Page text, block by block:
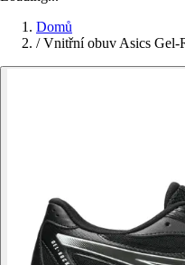
Domů
/ Vnitřní obuv Asics Gel-